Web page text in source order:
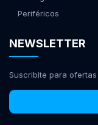
Periféricos
NEWSLETTER
Suscribite para